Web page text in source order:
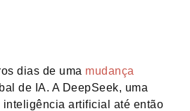
dias de uma mudança
de IA. A DeepSeek, uma
inteligência artificial até então